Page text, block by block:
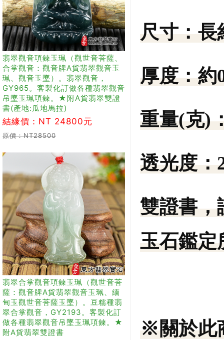
翡翠觀音項鍊玉珮（觀世音菩薩、
合掌觀音：觀音牌A貨翡翠觀音玉
珮、觀音玉墜）。翡翠觀音，
GY965。客製化訂做各種翡翠觀音
吊墜玉珮項鍊。★附A貨翡翠雙證
書(產地:瓜地馬拉)
結緣價：NT 24800元
原價：NT28500
翡翠合掌觀音項鍊玉珮（觀世音菩
薩：觀音牌A貨翡翠觀音玉珮、緬
甸玉觀世音菩薩玉墜）。豆糯種翡
翠合掌觀音，GY2193。客製化訂
做各種翡翠觀音吊墜玉珮項鍊。★
附A貨翡翠雙證書
尺寸： 長
厚度： 約
重量(克)
透光度：
雙證書，
玉石鑑定
※關於此